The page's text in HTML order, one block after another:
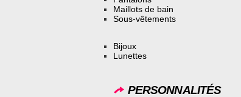
Maillots de bain
Sous-vêtements
Bijoux
Lunettes
PERSONNALITÉS